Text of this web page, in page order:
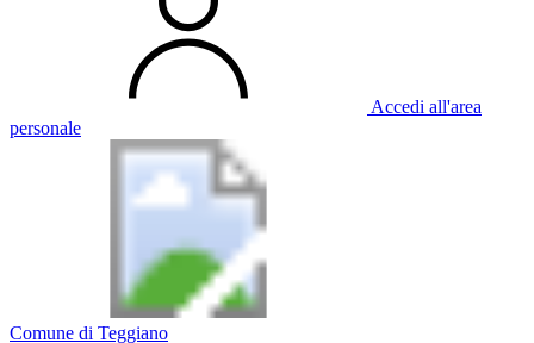
Accedi all'area
personale
Comune di Teggiano